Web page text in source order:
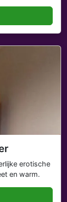
erotische
en warm.